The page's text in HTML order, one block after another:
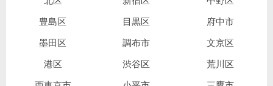
豊島区 目黒区 府中市
墨田区 調布市 文京区
港区 渋谷区 荒川区